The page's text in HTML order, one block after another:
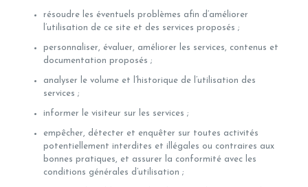
résoudre les éventuels problèmes afin d’améliorer
l’utilisation de ce site et des services proposés ;
personnaliser, évaluer, améliorer les services, contenus et
documentation proposés ;
analyser le volume et l’historique de l’utilisation des
services ;
informer le visiteur sur les services ;
empêcher, détecter et enquêter sur toutes activités
potentiellement interdites et illégales ou contraires aux
bonnes pratiques, et assurer la conformité avec les
conditions générales d’utilisation ;